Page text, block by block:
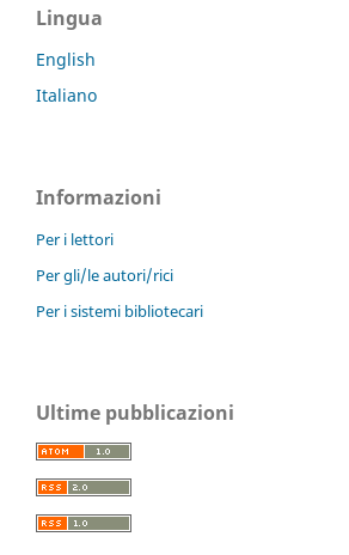
Lingua
English
Italiano
Informazioni
Per i lettori
Per gli/le autori/rici
Per i sistemi bibliotecari
Ultime pubblicazioni